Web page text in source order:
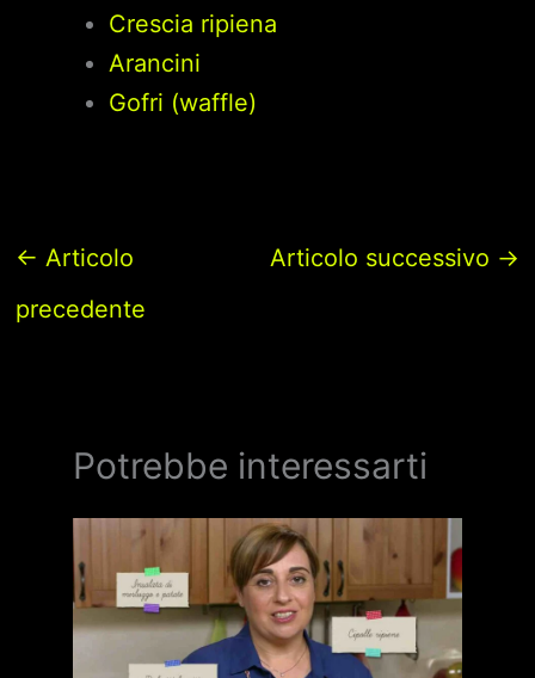
Crescia ripiena
Arancini
Gofri (waffle)
← Articolo
precedente
Articolo successivo →
Potrebbe interessarti